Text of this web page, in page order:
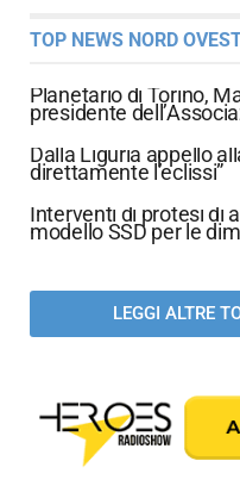
TOP NEWS NORD
Planetario di Torino,
presidente
Dalla Liguria appello
direttamente l’eclissi”
Interventi di protesi di
modello SSD per le
LEGGI ALTRE